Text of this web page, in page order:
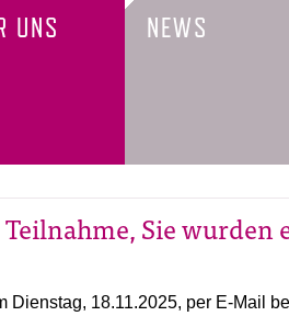
UNS NEWS
Sie
Dienstag, 18.11.2025, per E-Mail